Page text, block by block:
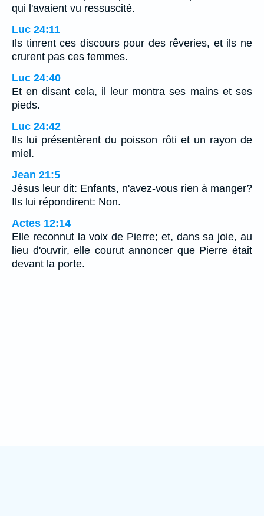
qui l'avaient vu ressuscité.
Luc 24:11
Ils tinrent ces discours pour des rêveries, et ils ne
crurent pas ces femmes.
Luc 24:40
Et en disant cela, il leur montra ses mains et ses
pieds.
Luc 24:42
Ils lui présentèrent du poisson rôti et un rayon de
miel.
Jean 21:5
Jésus leur dit: Enfants, n'avez-vous rien à manger?
Ils lui répondirent: Non.
Actes 12:14
Elle reconnut la voix de Pierre; et, dans sa joie, au
lieu d'ouvrir, elle courut annoncer que Pierre était
devant la porte.